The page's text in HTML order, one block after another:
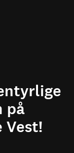
på
Vest!